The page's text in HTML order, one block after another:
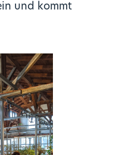
und kommt